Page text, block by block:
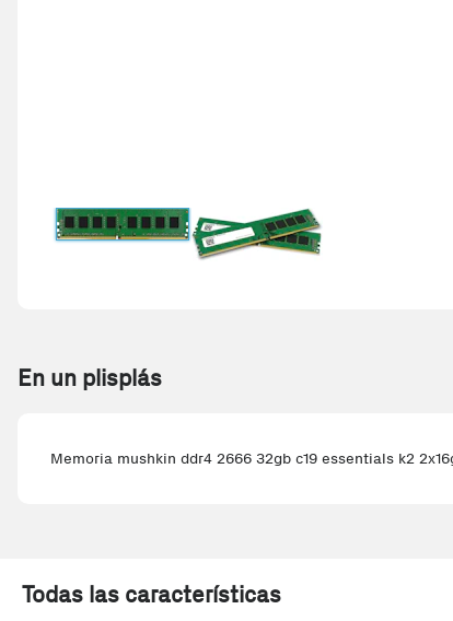
En un plisplás
Memoria mushkin ddr4 2666 32gb c19 essentials k2
Todas las características